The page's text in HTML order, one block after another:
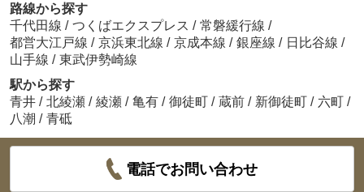
路線から探す
千代田線 / つくばエクスプレス / 常磐緩行線 /
都営大江戸線 / 京浜東北線 / 京成本線 / 銀座線 / 日比谷線 /
山手線 / 東武伊勢崎線
駅から探す
青井 / 北綾瀬 / 綾瀬 / 亀有 / 御徒町 / 蔵前 / 新御徒町 / 六町 /
八潮 / 青砥
電話でお問い合わせ